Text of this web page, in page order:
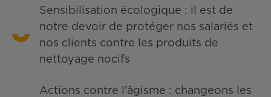
Sensibilisation écologique : il est de
notre devoir de protéger nos salariés et
nos clients contre les produits de
nettoyage nocifs
Actions contre l’âgisme : changeons les